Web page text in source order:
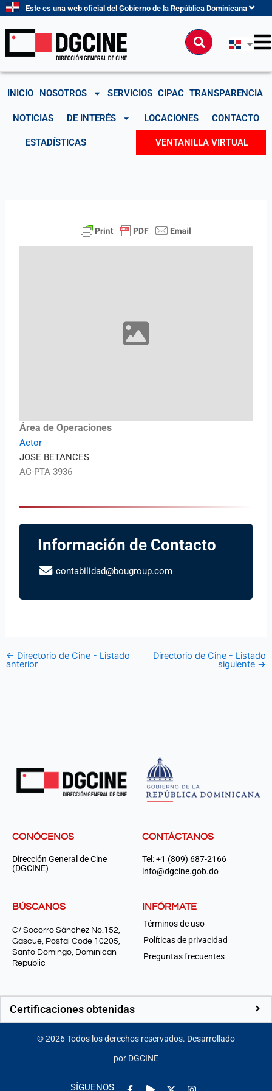
contenido
Este es una web oficial del Gobierno de la República Dominicana
Buscar
INICIO NOSOTROS SERVICIOS CIPAC TRANSPARENCIA
NOTICIAS DE INTERÉS LOCACIONES CONTACTO
ESTADÍSTICAS VENTANILLA VIRTUAL
Área de Operaciones
Actor
JOSE BETANCES
AC-PTA 3936
Información de Contacto
contabilidad@bougroup.com
← Directorio de Cine - Listado
anterior
Directorio de Cine - Listado
siguiente →
CONÓCENOS
Dirección General de Cine
(DGCINE)
CONTÁCTANOS
Tel: +1 (809) 687-2166
info@dgcine.gob.do
BÚSCANOS
C/ Socorro Sánchez No.152,
Gascue, Postal Code 10205,
Santo Domingo, Dominican
Republic
INFÓRMATE
Términos de uso
Políticas de privacidad
Preguntas frecuentes
Certificaciones obtenidas
©2026Todos los derechos reservados. Desarrollado
por DGCINE
SÍGUENOS
Facebook-
Play Instagram